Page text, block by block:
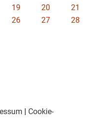
19 20
21
26 27
28
| Cookie-